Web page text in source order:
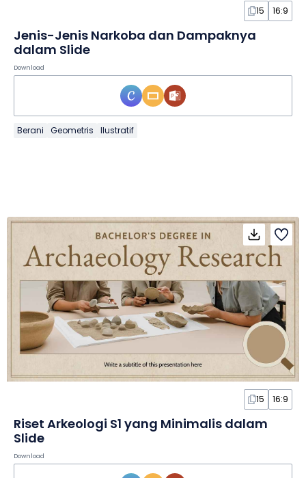
15 16:9
Jenis-Jenis Narkoba dan Dampaknya
dalam Slide
Download
Berani Geometris Ilustratif
15 16:9
Riset Arkeologi S1 yang Minimalis dalam
Slide
Download